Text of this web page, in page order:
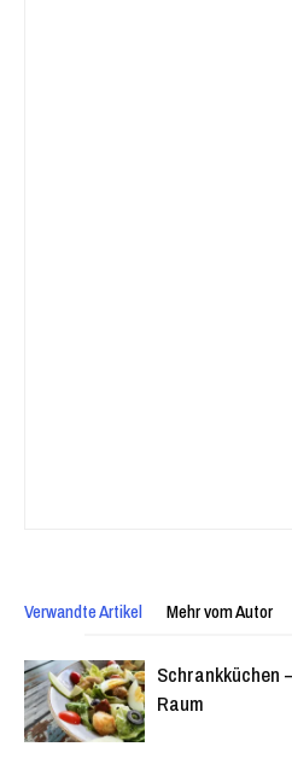
Verwandte Artikel Mehr vom Autor
Schrankküchen
Raum